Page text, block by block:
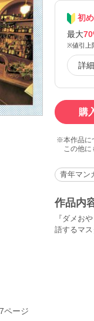
初
最大
※値引上
詳
購
本作品に
この他
青年マン
作品内
『ダメお
語するマ
ページ